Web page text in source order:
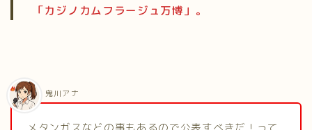
「カジノカムフラージュ万博」。
鬼川アナ